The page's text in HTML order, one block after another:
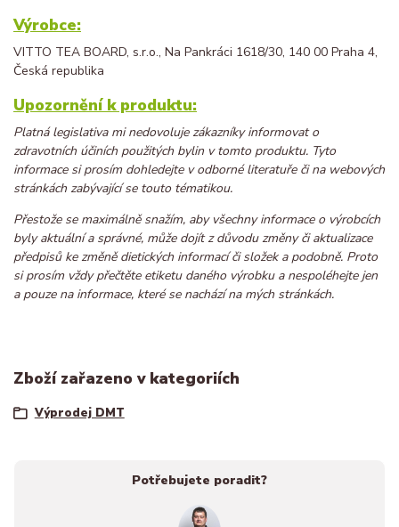
Výrobce:
VITTO TEA BOARD, s.r.o., Na Pankráci 1618/30, 140 00 Praha 4,
Česká republika
Upozornění k produktu:
Platná legislativa mi nedovoluje zákazníky informovat o
zdravotních účiních použitých bylin v tomto produktu. Tyto
informace si prosím dohledejte v odborné literatuře či na webových
stránkách zabývající se touto tématikou.
Přestože se maximálně snažím, aby všechny informace o výrobcích
byly aktuální a správné, může dojít z důvodu změny či aktualizace
předpisů ke změně dietických informací či složek a podobně. Proto
si prosím vždy přečtěte etiketu daného výrobku a nespoléhejte jen
a pouze na informace, které se nachází na mých stránkách.
Zboží zařazeno v kategoriích
Výprodej DMT
Potřebujete poradit?